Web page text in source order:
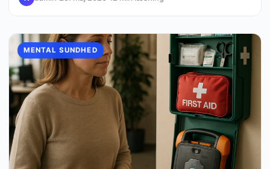
MENTAL SUNDHED